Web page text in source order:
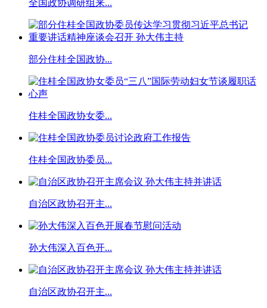
全国政协调研组来...
部分住桂全国政协...
住桂全国政协女委...
住桂全国政协委员...
自治区政协召开主...
孙大伟深入百色开...
自治区政协召开主...